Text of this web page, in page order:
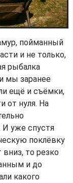
пойманный
и не только,
рыбалка
мы заранее
ещё и съёмки,
от нуля. На
И уже спустя
поклёвку
вниз, то резко
и до
какого